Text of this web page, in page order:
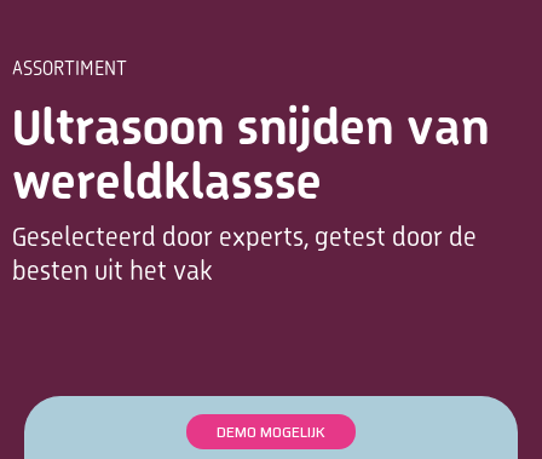
ASSORTIMENT
Ultrasoon snijden van
wereldklassse
Geselecteerd door experts, getest door de
besten uit het vak
DEMO MOGELIJK